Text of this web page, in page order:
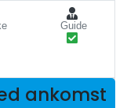
Guide
ankomst